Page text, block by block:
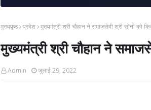
मुख्यपृष्ठ प्रदेश मुख्यमंत्री श्री चौहान ने समाजसेवी श्री सोनी को
मुख्यमंत्री श्री चौहान ने
Admin जुलाई 29, 2022